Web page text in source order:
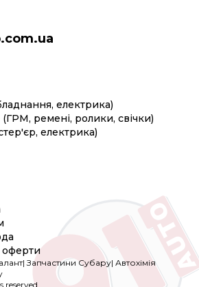
електрика)
ремені, ролики, свічки)
електрика)
оферти
|Запчастини Субару| Автохімія
reserved